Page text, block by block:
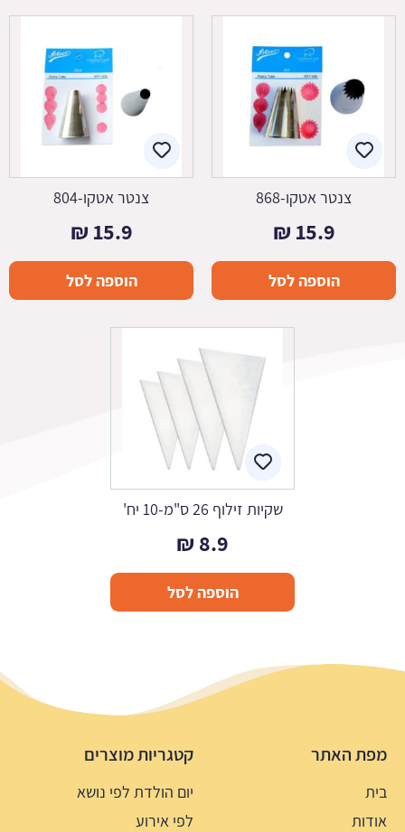
צנטר אטקו-868
15.9
₪
הוספה לסל
צנטר אטקו-804
15.9
₪
הוספה לסל
שקיות זילוף 26 ס"מ-10 יח'
8.9
₪
הוספה לסל
מפת האתר
בית
אודות
קטגריות מוצרים
יום הולדת לפי נושא
לפי אירוע